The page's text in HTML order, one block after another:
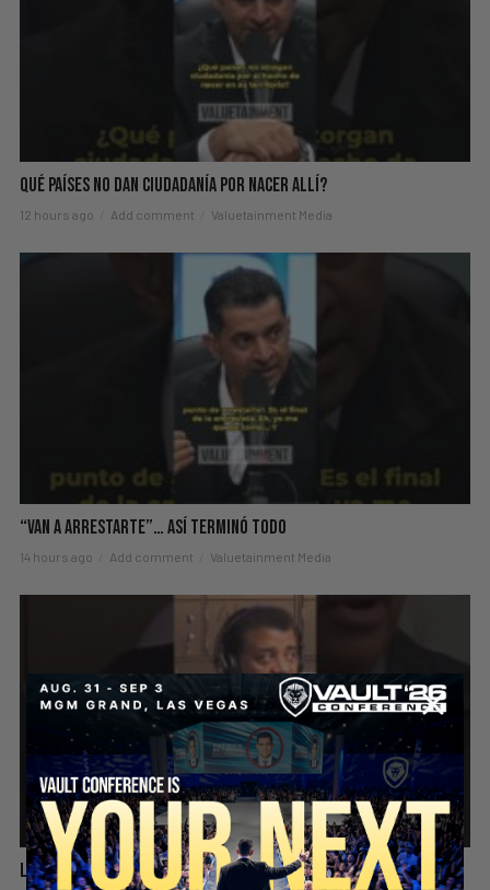
Qué Países No Dan Ciudadanía Por Nacer Allí?
12 hours ago Add comment Valuetainment Media
“Van A Arrestarte”… Así Terminó Todo
14 hours ago Add comment Valuetainment Media
La Educación Tiene Un Problema Que Nadie Está Resolviendo